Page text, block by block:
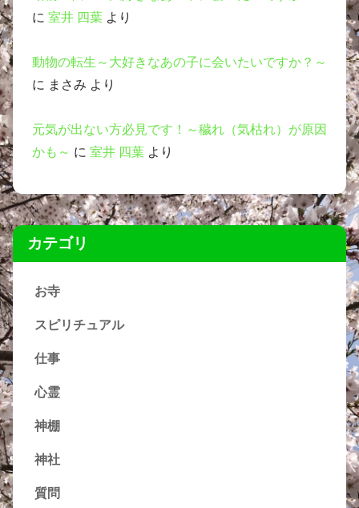
に 室井 四葉 より
動物の転生～大好きなあの子に会いたいですか？～
に まさみ より
元気が出ない方必見です！～穢れ（気枯れ）が原因
かも～ に 室井 四葉 より
カテゴリ
お寺
スピリチュアル
仕事
心霊
神棚
神社
質問